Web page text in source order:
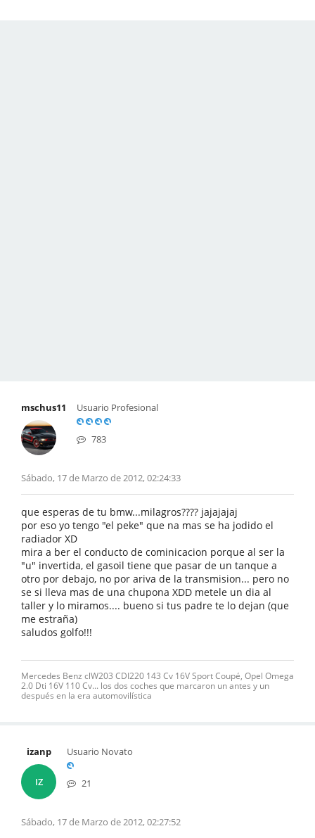
mschus11 Usuario Profesional
783
Sábado, 17 de Marzo de 2012, 02:24:33
que esperas de tu bmw...milagros???? jajajajaj
por eso yo tengo "el peke" que na mas se ha jodido el
radiador XD
mira a ber el conducto de cominicacion porque al ser la
"u" invertida, el gasoil tiene que pasar de un tanque a
otro por debajo, no por ariva de la transmision... pero no
se si lleva mas de una chupona XDD metele un dia al
taller y lo miramos.... bueno si tus padre te lo dejan (que
me estraña)
saludos golfo!!!
Mercedes Benz clW203 CDI220 143 Cv 16V Sport Coupé, Opel Omega
2.0 Dti 16V 110 Cv... los dos coches que marcaron un antes y un
después en la era automovilística
izanp
IZ
Usuario Novato
21
Sábado, 17 de Marzo de 2012, 02:27:52